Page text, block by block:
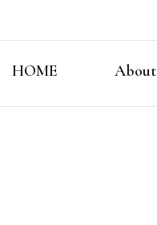
HOME About